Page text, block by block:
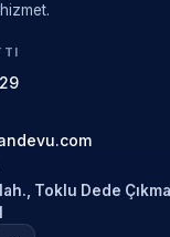
Toklu Dede